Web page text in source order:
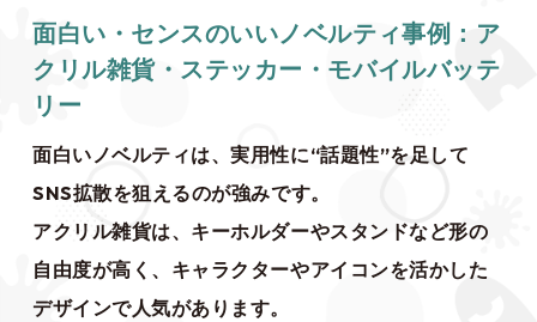
面白い・センスのいいノベルティ事例：ア
クリル雑貨・ステッカー・モバイルバッテ
リー
面白いノベルティは、実用性に“話題性”を足して
SNS拡散を狙えるのが強みです。
アクリル雑貨は、キーホルダーやスタンドなど形の
自由度が高く、キャラクターやアイコンを活かした
デザインで人気があります。